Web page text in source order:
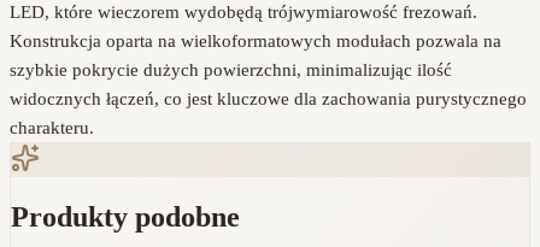
LED, które wieczorem wydobędą trójwymiarowość frezowań.
Konstrukcja oparta na wielkoformatowych modułach pozwala na
szybkie pokrycie dużych powierzchni, minimalizując ilość
widocznych łączeń, co jest kluczowe dla zachowania purystycznego
charakteru.
Produkty podobne